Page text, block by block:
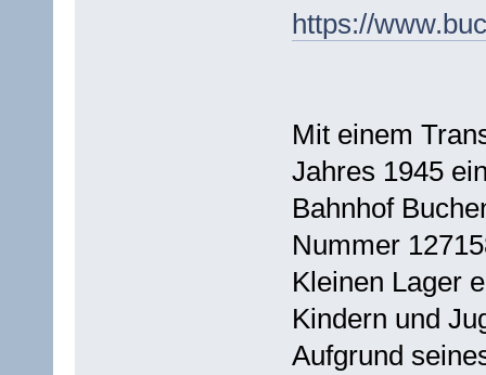
https://
Mit einem
Jahres 1945
Bahnhof
Nummer
Kleinen Lager
Kindern und
Aufgrund